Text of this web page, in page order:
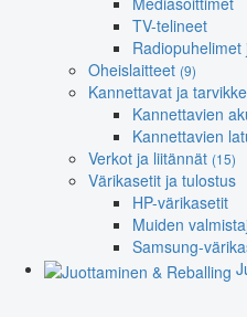
TV-telineet
Radiopuhelimet
Oheislaitteet (9)
Kannettavat ja
Kannettavien
Kannettavien
Verkot ja liitännät (15)
Värikasetit ja tulostus
HP-värikasetit
Muiden
Samsung-